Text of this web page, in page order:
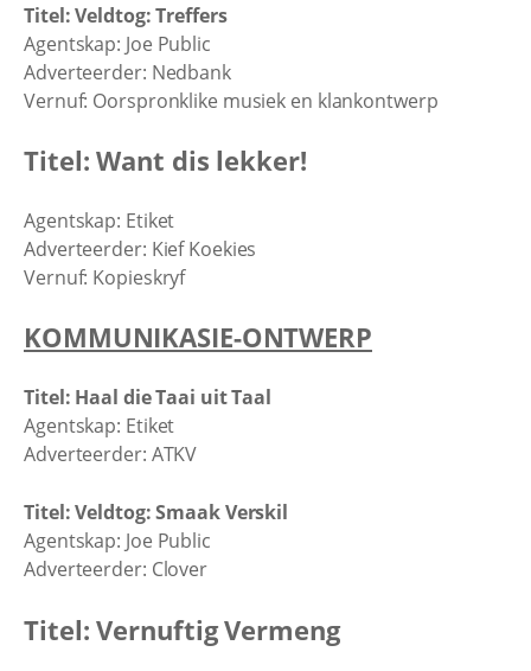
Titel: Veldtog: Treffers
Agentskap: Joe Public
Adverteerder: Nedbank
Vernuf: Oorspronklike musiek en klankontwerp
Titel: Want dis lekker!
Agentskap: Etiket
Adverteerder: Kief Koekies
Vernuf: Kopieskryf
KOMMUNIKASIE-ONTWERP
Titel: Haal die Taai uit Taal
Agentskap: Etiket
Adverteerder: ATKV
Titel: Veldtog: Smaak Verskil
Agentskap: Joe Public
Adverteerder: Clover
Titel: Vernuftig Vermeng